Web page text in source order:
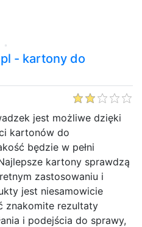
- kartony do
jest możliwe dzięki
kartonów do
będzie w pełni
kartony sprawdzą
zastosowaniu i
jest niesamowicie
znakomite rezultaty
i podejścia do sprawy,